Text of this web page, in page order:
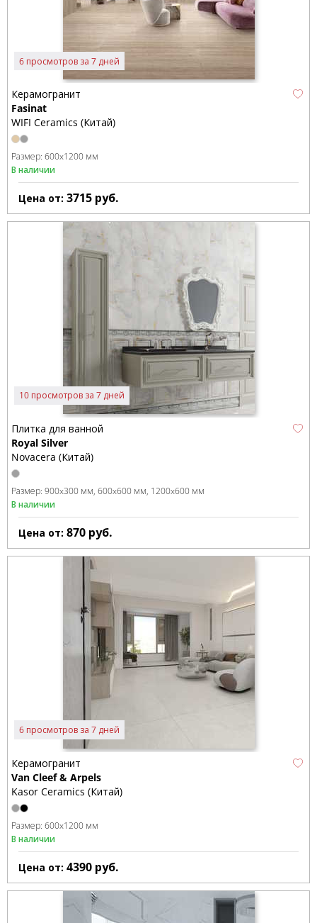
6 просмотров за 7 дней
Керамогранит
Fasinat
WIFI Ceramics (Китай)
Размер: 600x1200 мм
В наличии
Цена от: 3715 руб.
10 просмотров за 7 дней
Плитка для ванной
Royal Silver
Novacera (Китай)
Размер: 900x300 мм 600x600 мм 1200x600 мм
В наличии
Цена от: 870 руб.
6 просмотров за 7 дней
Керамогранит
Van Cleef & Arpels
Kasor Ceramics (Китай)
Размер: 600x1200 мм
В наличии
Цена от: 4390 руб.